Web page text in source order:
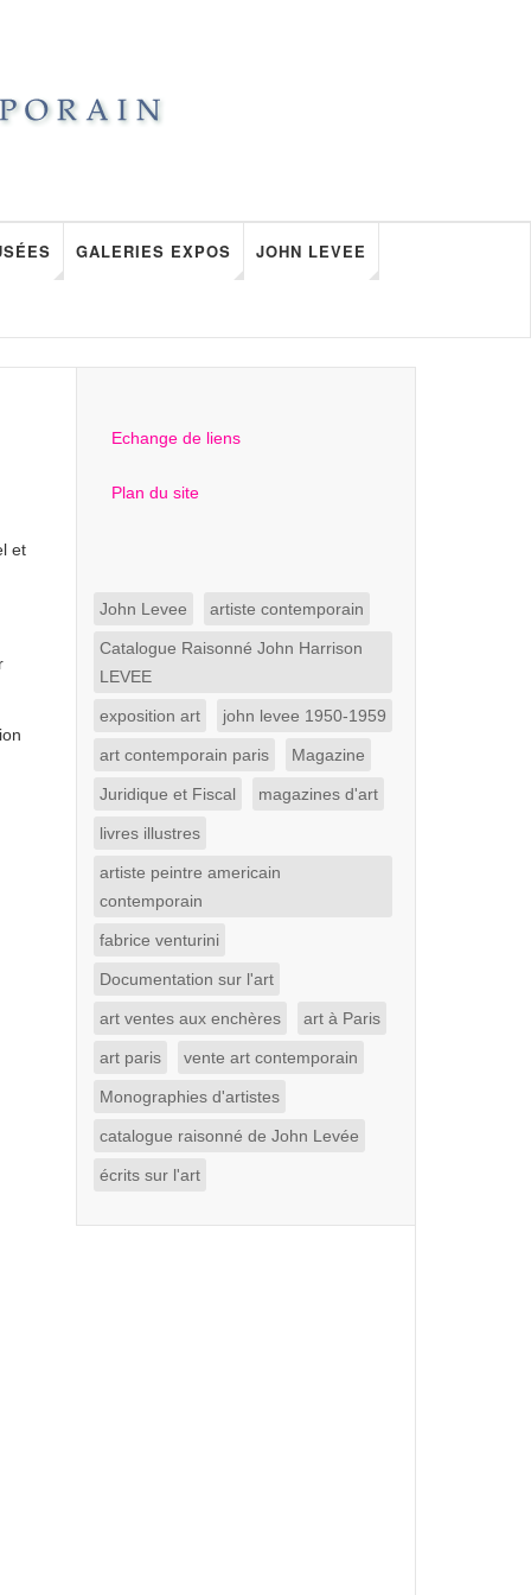
GALERIES EXPOS JOHN LEVEE
et
Echange de liens
Plan du site
John Levee artiste contemporain
Catalogue Raisonné John Harrison
LEVEE
exposition art john levee 1950-1959
art contemporain paris Magazine
Juridique et Fiscal magazines d'art
livres illustres
artiste peintre americain
contemporain
fabrice venturini
Documentation sur l'art
art ventes aux enchères art à Paris
art paris vente art contemporain
Monographies d'artistes
catalogue raisonné de John Levée
écrits sur l'art